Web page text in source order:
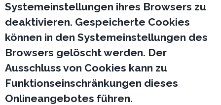
Systemeinstellungen ihres Browsers zu
deaktivieren. Gespeicherte Cookies
können in den Systemeinstellungen des
Browsers gelöscht werden. Der
Ausschluss von Cookies kann zu
Funktionseinschränkungen dieses
Onlineangebotes führen.